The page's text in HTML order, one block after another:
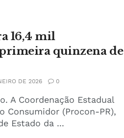
16,4 mil
quinzena de
DE 2026 0
A Coordenação Estadual
Consumidor (Procon-PR),
Estado da ...